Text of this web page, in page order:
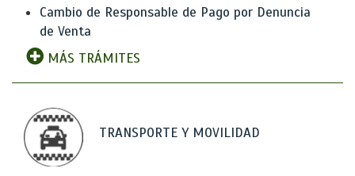
Cambio de Responsable de Pago por Denuncia
de Venta
MÁS TRÁMITES
TRANSPORTE Y MOVILIDAD